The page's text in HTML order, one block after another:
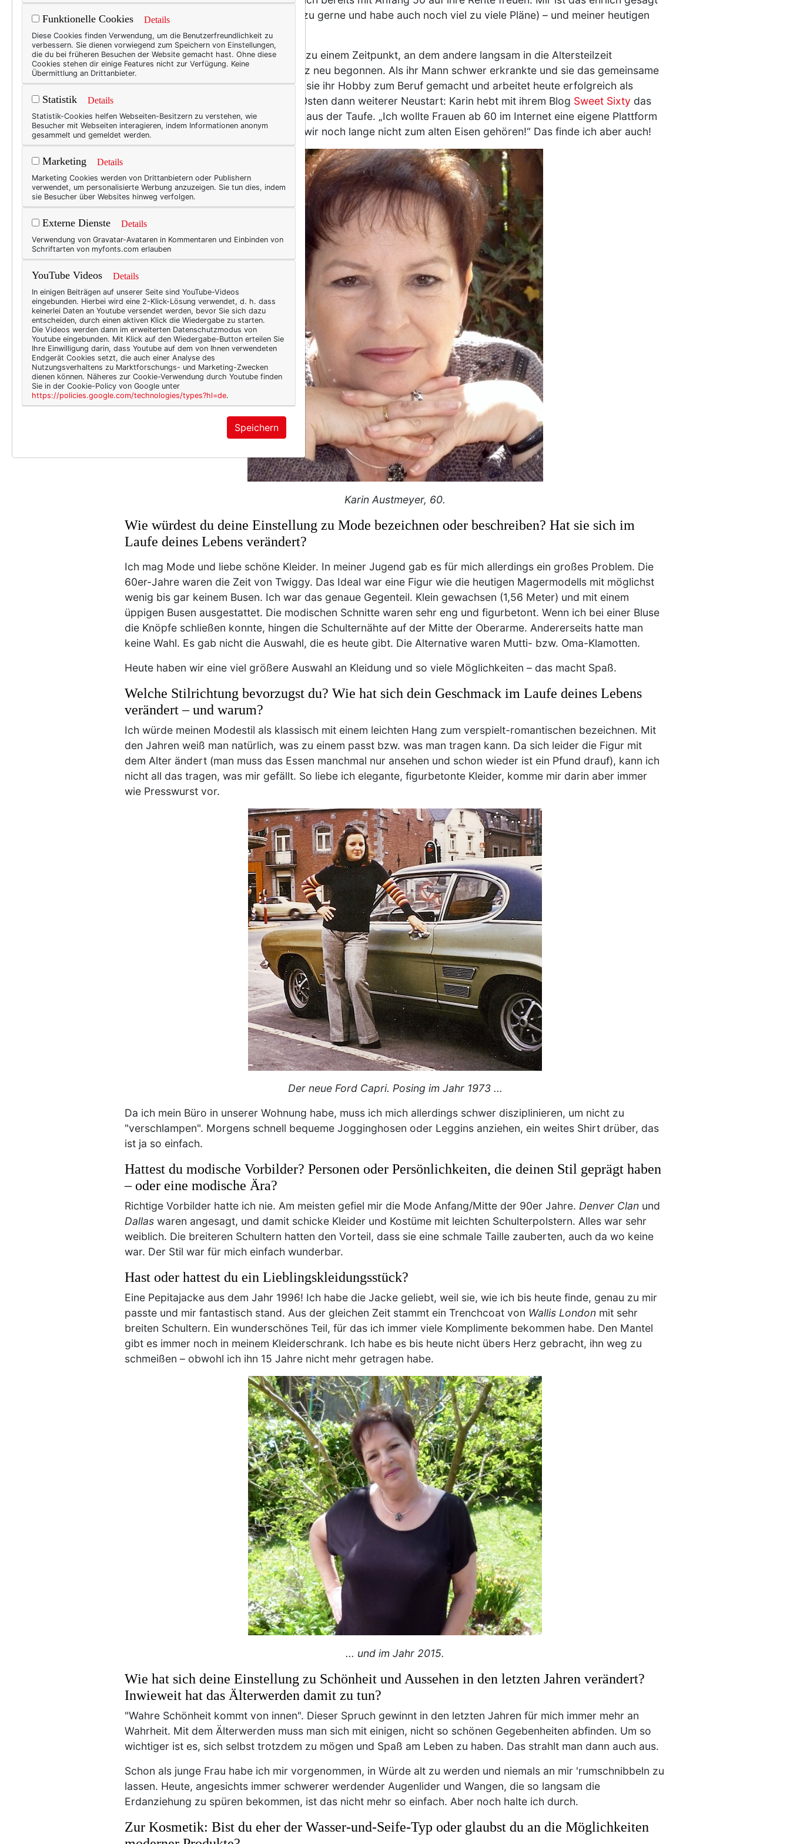
ziemlich fremd (dazu arbeite ich viel zu gerne und habe auch noch viel zu viele Pläne) – und meiner heutigen
Interviewpartnerin wohl auch.
Karin Austmeyerist 60. Mit 55 – also zu einem Zeitpunkt, an dem andere langsam in die Altersteilzeit
hinübergleiten – hat sie noch mal ganz neu begonnen. Als ihr Mann schwer erkrankte und sie das gemeinsame
Unternehmen aufgeben mussten, hat sie ihr Hobby zum Beruf gemacht und arbeitet heute erfolgreich als
Webdesignerin. Pünktlich zu ihrem 60sten dann weiterer Neustart: Karin hebt mit ihrem Blog Sweet Sixty das
erste Lifestyle-Blog für Frauen ab 60 aus der Taufe. „Ich wollte Frauen ab 60 im Internet eine eigene Plattform
geben – und außerdem zeigen, dass wir noch lange nicht zum alten Eisen gehören!“ Das finde ich aber auch!
Karin Austmeyer, 60.
Wie würdest du deine Einstellung zu Mode bezeichnen oder beschreiben? Hat sie sich im
Laufe deines Lebens verändert?
Ich mag Mode und liebe schöne Kleider. In meiner Jugend gab es für mich allerdings ein großes Problem. Die
60er-Jahre waren die Zeit von Twiggy. Das Ideal war eine Figur wie die heutigen Magermodells mit möglichst
wenig bis gar keinem Busen. Ich war das genaue Gegenteil. Klein gewachsen (1,56 Meter) und mit einem
üppigen Busen ausgestattet. Die modischen Schnitte waren sehr eng und figurbetont. Wenn ich bei einer Bluse
die Knöpfe schließen konnte, hingen die Schulternähte auf der Mitte der Oberarme. Andererseits hatte man
keine Wahl. Es gab nicht die Auswahl, die es heute gibt. Die Alternative waren Mutti- bzw. Oma-Klamotten.
Heute haben wir eine viel größere Auswahl an Kleidung und so viele Möglichkeiten – das macht Spaß.
Welche Stilrichtung bevorzugst du? Wie hat sich dein Geschmack im Laufe deines Lebens
verändert – und warum?
Ich würde meinen Modestil als klassisch mit einem leichten Hang zum verspielt-romantischen bezeichnen. Mit
den Jahren weiß man natürlich, was zu einem passt bzw. was man tragen kann. Da sich leider die Figur mit
dem Alter ändert (man muss das Essen manchmal nur ansehen und schon wieder ist ein Pfund drauf), kann ich
nicht all das tragen, was mir gefällt. So liebe ich elegante, figurbetonte Kleider, komme mir darin aber immer
wie Presswurst vor.
Der neue Ford Capri. Posing im Jahr 1973 ...
Da ich mein Büro in unserer Wohnung habe, muss ich mich allerdings schwer disziplinieren, um nicht zu
"verschlampen". Morgens schnell bequeme Jogginghosen oder Leggins anziehen, ein weites Shirt drüber, das
ist ja so einfach.
Hattest du modische Vorbilder? Personen oder Persönlichkeiten, die deinen Stil geprägt haben
– oder eine modische Ära?
Richtige Vorbilder hatte ich nie. Am meisten gefiel mir die Mode Anfang/Mitte der 90er Jahre. Denver Clan und
Dallas waren angesagt, und damit schicke Kleider und Kostüme mit leichten Schulterpolstern. Alles war sehr
weiblich. Die breiteren Schultern hatten den Vorteil, dass sie eine schmale Taille zauberten, auch da wo keine
war. Der Stil war für mich einfach wunderbar.
Hast oder hattest du ein Lieblingskleidungsstück?
Eine Pepitajacke aus dem Jahr 1996! Ich habe die Jacke geliebt, weil sie, wie ich bis heute finde, genau zu mir
passte und mir fantastisch stand. Aus der gleichen Zeit stammt ein Trenchcoat von Wallis London mit sehr
breiten Schultern. Ein wunderschönes Teil, für das ich immer viele Komplimente bekommen habe. Den Mantel
gibt es immer noch in meinem Kleiderschrank. Ich habe es bis heute nicht übers Herz gebracht, ihn weg zu
schmeißen – obwohl ich ihn 15 Jahre nicht mehr getragen habe.
... und im Jahr 2015.
Wie hat sich deine Einstellung zu Schönheit und Aussehen in den letzten Jahren verändert?
Inwieweit hat das Älterwerden damit zu tun?
"Wahre Schönheit kommt von innen". Dieser Spruch gewinnt in den letzten Jahren für mich immer mehr an
Wahrheit. Mit dem Älterwerden muss man sich mit einigen, nicht so schönen Gegebenheiten abfinden. Um so
wichtiger ist es, sich selbst trotzdem zu mögen und Spaß am Leben zu haben. Das strahlt man dann auch aus.
Schon als junge Frau habe ich mir vorgenommen, in Würde alt zu werden und niemals an mir 'rumschnibbeln zu
lassen. Heute, angesichts immer schwerer werdender Augenlider und Wangen, die so langsam die
Erdanziehung zu spüren bekommen, ist das nicht mehr so einfach. Aber noch halte ich durch.
Zur Kosmetik: Bist du eher der Wasser-und-Seife-Typ oder glaubst du an die Möglichkeiten
Funktionelle Cookies Details
Diese Cookies finden Verwendung, um die Benutzerfreundlichkeit zu
verbessern. Sie dienen vorwiegend zum Speichern von Einstellungen,
die du bei früheren Besuchen der Website gemacht hast. Ohne diese
Cookies stehen dir einige Features nicht zur Verfügung. Keine
Übermittlung an Drittanbieter.
Statistik Details
Statistik-Cookies helfen Webseiten-Besitzern zu verstehen, wie
Besucher mit Webseiten interagieren, indem Informationen anonym
gesammelt und gemeldet werden.
Marketing Details
Marketing Cookies werden von Drittanbietern oder Publishern
verwendet, um personalisierte Werbung anzuzeigen. Sie tun dies, indem
sie Besucher über Websites hinweg verfolgen.
Externe Dienste Details
Verwendung von Gravatar-Avataren in Kommentaren und Einbinden von
Schriftarten von myfonts.com erlauben
YouTube Videos Details
In einigen Beiträgen auf unserer Seite sind YouTube-Videos
eingebunden. Hierbei wird eine 2-Klick-Lösung verwendet, d. h. dass
keinerlei Daten an Youtube versendet werden, bevor Sie sich dazu
entscheiden, durch einen aktiven Klick die Wiedergabe zu starten.
Die Videos werden dann im erweiterten Datenschutzmodus von
Youtube eingebunden. Mit Klick auf den Wiedergabe-Button erteilen Sie
Ihre Einwilligung darin, dass Youtube auf dem von Ihnen verwendeten
Endgerät Cookies setzt, die auch einer Analyse des
Nutzungsverhaltens zu Marktforschungs- und Marketing-Zwecken
dienen können. Näheres zur Cookie-Verwendung durch Youtube finden
Sie in der Cookie-Policy von Google unter
https://policies.google.com/technologies/types?hl=de.
Speichern